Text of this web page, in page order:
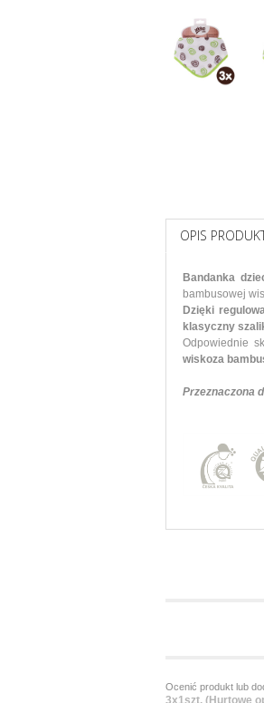
OPIS
Bandanka
bambusowej
Dzięki
klasyczny
Odpowiednie
wiskoza
Przeznaczona
Ocenić produkt lub
3x1szt. (Hurtowe